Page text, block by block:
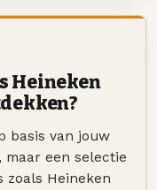
Heineken
basis van jouw
maar een selectie
zoals Heineken